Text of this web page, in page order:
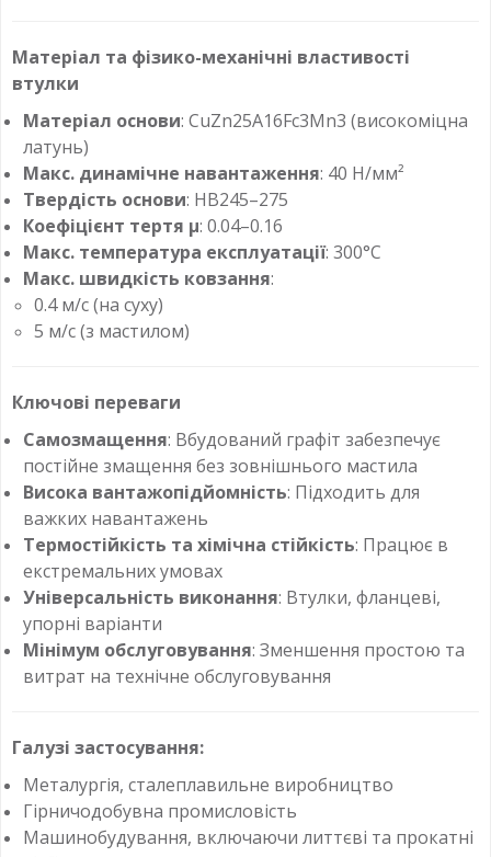
Матеріал та фізико-механічні властивості
втулки
Матеріал основи: CuZn25A16Fc3Mn3 (високоміцна
латунь)
Макс. динамічне навантаження: 40 Н/мм²
Твердість основи: HB245–275
Коефіцієнт тертя μ: 0.04–0.16
Макс. температура експлуатації: 300°C
Макс. швидкість ковзання:
0.4 м/с (на суху)
5 м/с (з мастилом)
Ключові переваги
Самозмащення: Вбудований графіт забезпечує
постійне змащення без зовнішнього мастила
Висока вантажопідйомність: Підходить для
важких навантажень
Термостійкість та хімічна стійкість: Працює в
екстремальних умовах
Універсальність виконання: Втулки, фланцеві,
упорні варіанти
Мінімум обслуговування: Зменшення простою та
витрат на технічне обслуговування
Галузі застосування:
Металургія, сталеплавильне виробництво
Гірничодобувна промисловість
Машинобудування, включаючи литтєві та прокатні